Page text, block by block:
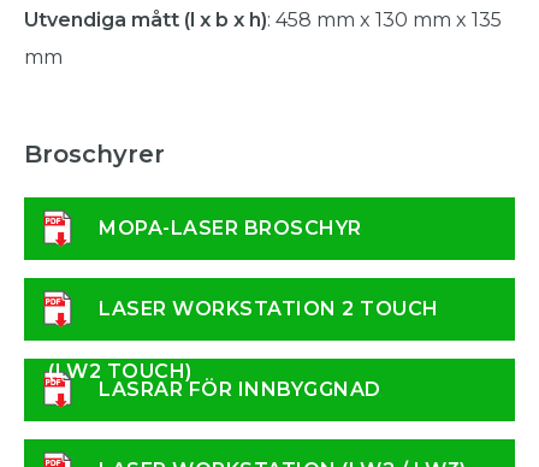
Utvendiga mått (l x b x h): 458 mm x 130 mm x 135
mm
Broschyrer
MOPA-LASER BROSCHYR
LASER WORKSTATION 2 TOUCH
(LW2 TOUCH)
LASRAR FÖR INNBYGGNAD